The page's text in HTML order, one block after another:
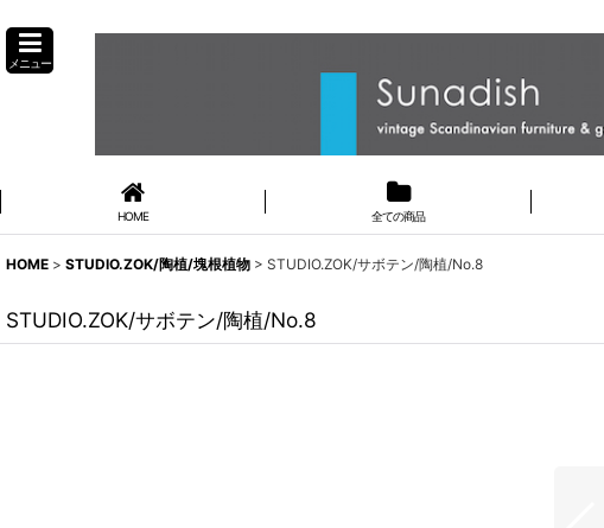
メニュー
HOME 全ての商品
HOME > STUDIO.ZOK/陶植/塊根植物 > STUDIO.ZOK/サボテン/陶植/No.8
STUDIO.ZOK/サボテン/陶植/No.8